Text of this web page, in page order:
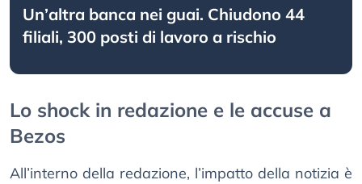
Un’altra banca nei guai. Chiudono 44
filiali, 300 posti di lavoro a rischio
Lo shock in redazione e le accuse a
Bezos
All’interno della redazione, l’impatto della notizia è